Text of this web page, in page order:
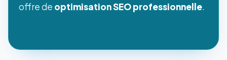
offre de optimisation SEO professionnelle.